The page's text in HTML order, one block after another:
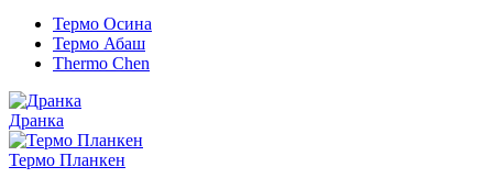
Термо Осина
Термо Абаш
Thermo Chen
Дранка
Термо Планкен